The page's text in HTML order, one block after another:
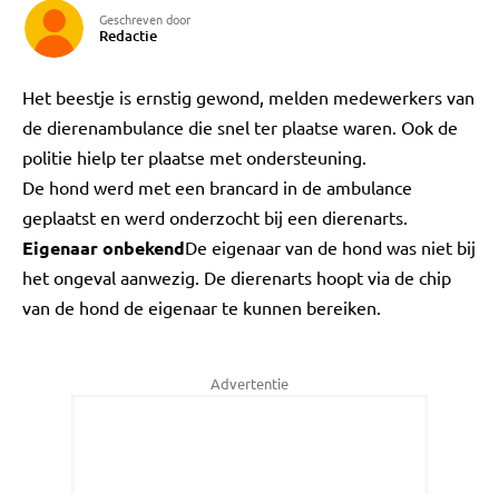
Geschreven door
Redactie
Het beestje is ernstig gewond, melden medewerkers van
de dierenambulance die snel ter plaatse waren. Ook de
politie hielp ter plaatse met ondersteuning.
De hond werd met een brancard in de ambulance
geplaatst en werd onderzocht bij een dierenarts.
Eigenaar onbekendDe eigenaar van de hond was niet bij
het ongeval aanwezig. De dierenarts hoopt via de chip
van de hond de eigenaar te kunnen bereiken.
Advertentie